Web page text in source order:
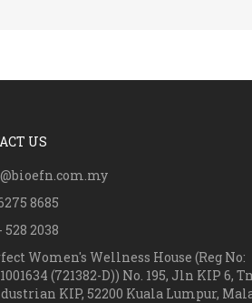
US
8685
528 2038
Women's Wellness House (Reg No:
(721382-D)) No. 195, Jln KIP 6,
KIP, 52200 Kuala Lumpur,